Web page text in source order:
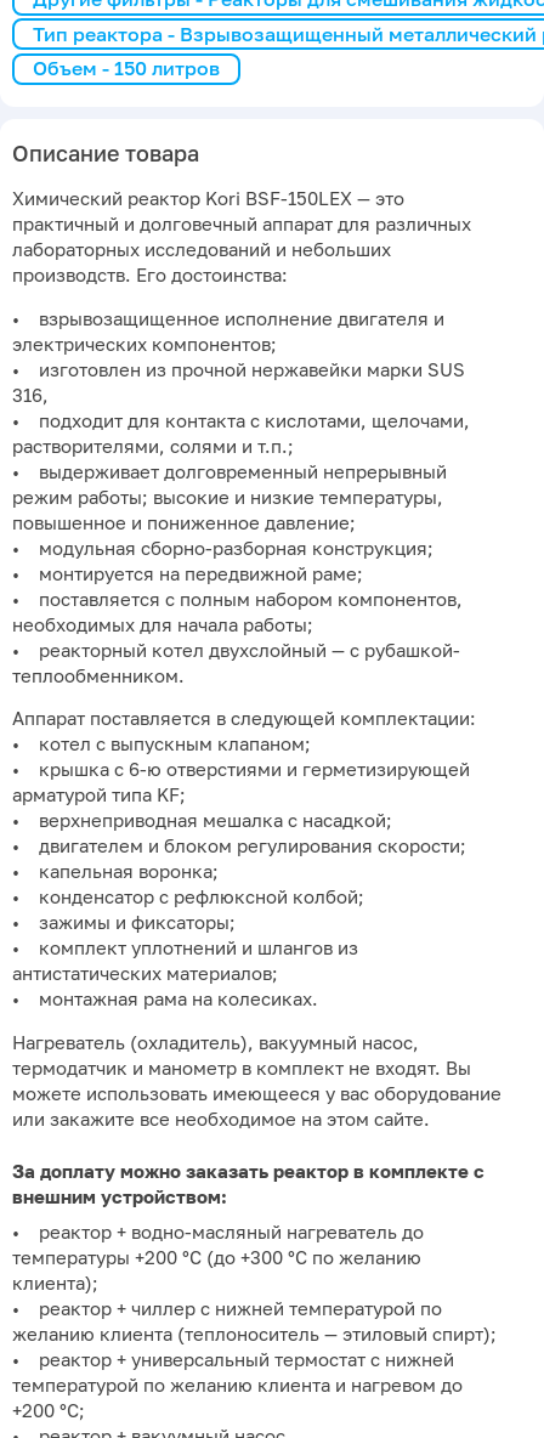
Тип реактора - Взрывозащищенный металлический
Объем - 150 литров
Описание товара
Химический реактор Kori BSF-150LEX — это
практичный и долговечный аппарат для различных
лабораторных исследований и небольших
производств. Его достоинства:
• взрывозащищенное исполнение двигателя и
электрических компонентов;
• изготовлен из прочной нержавейки марки SUS
316,
• подходит для контакта с кислотами, щелочами,
растворителями, солями и т.п.;
• выдерживает долговременный непрерывный
режим работы; высокие и низкие температуры,
повышенное и пониженное давление;
• модульная сборно-разборная конструкция;
• монтируется на передвижной раме;
• поставляется с полным набором компонентов,
необходимых для начала работы;
• реакторный котел двухслойный — с рубашкой-
теплообменником.
Аппарат поставляется в следующей комплектации:
• котел с выпускным клапаном;
• крышка с 6-ю отверстиями и герметизирующей
арматурой типа KF;
• верхнеприводная мешалка с насадкой;
• двигателем и блоком регулирования скорости;
• капельная воронка;
• конденсатор с рефлюксной колбой;
• зажимы и фиксаторы;
• комплект уплотнений и шлангов из
антистатических материалов;
• монтажная рама на колесиках.
Нагреватель (охладитель), вакуумный насос,
термодатчик и манометр в комплект не входят. Вы
можете использовать имеющееся у вас оборудование
или закажите все необходимое на этом сайте.
За доплату можно заказать реактор в комплекте с
внешним устройством:
• реактор + водно-масляный нагреватель до
температуры +200 °C (до +300 °C по желанию
клиента);
• реактор + чиллер с нижней температурой по
желанию клиента (теплоноситель — этиловый спирт);
• реактор + универсальный термостат с нижней
температурой по желанию клиента и нагревом до
+200 °C;